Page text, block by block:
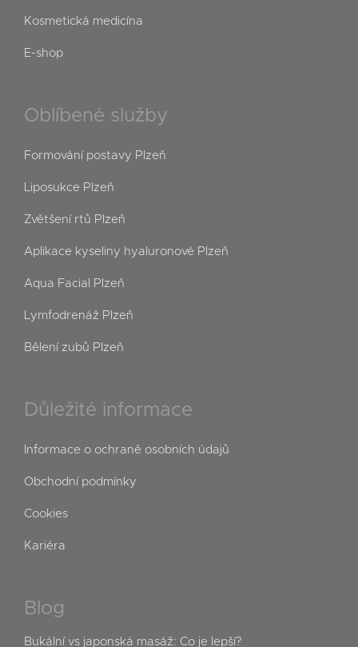
Kosmetická medicína
E-shop
Oblíbené služby
Formování postavy Plzeň
Liposukce Plzeň
Zvětšení rtů Plzeň
Aplikace kyseliny hyaluronové Plzeň
Aqua Facial Plzeň
Lymfodrenáž Plzeň
Bělení zubů Plzeň
Důležité informace
Informace o ochraně osobních údajů
Obchodní podmínky
Cookies
Kariéra
Blog
Bukální vs japonská masáž: Co je lepší?